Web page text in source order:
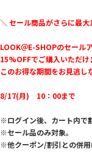
＼ セール商品がさらに最
LOOK＠E-SHOPのセール
15%OFFでご購入いただけ
このお得な期間をお見逃し
8/17(月) 10：00まで
※ログイン後、カート内で
※セール品のみ対象。
※他クーポン/割引との併用